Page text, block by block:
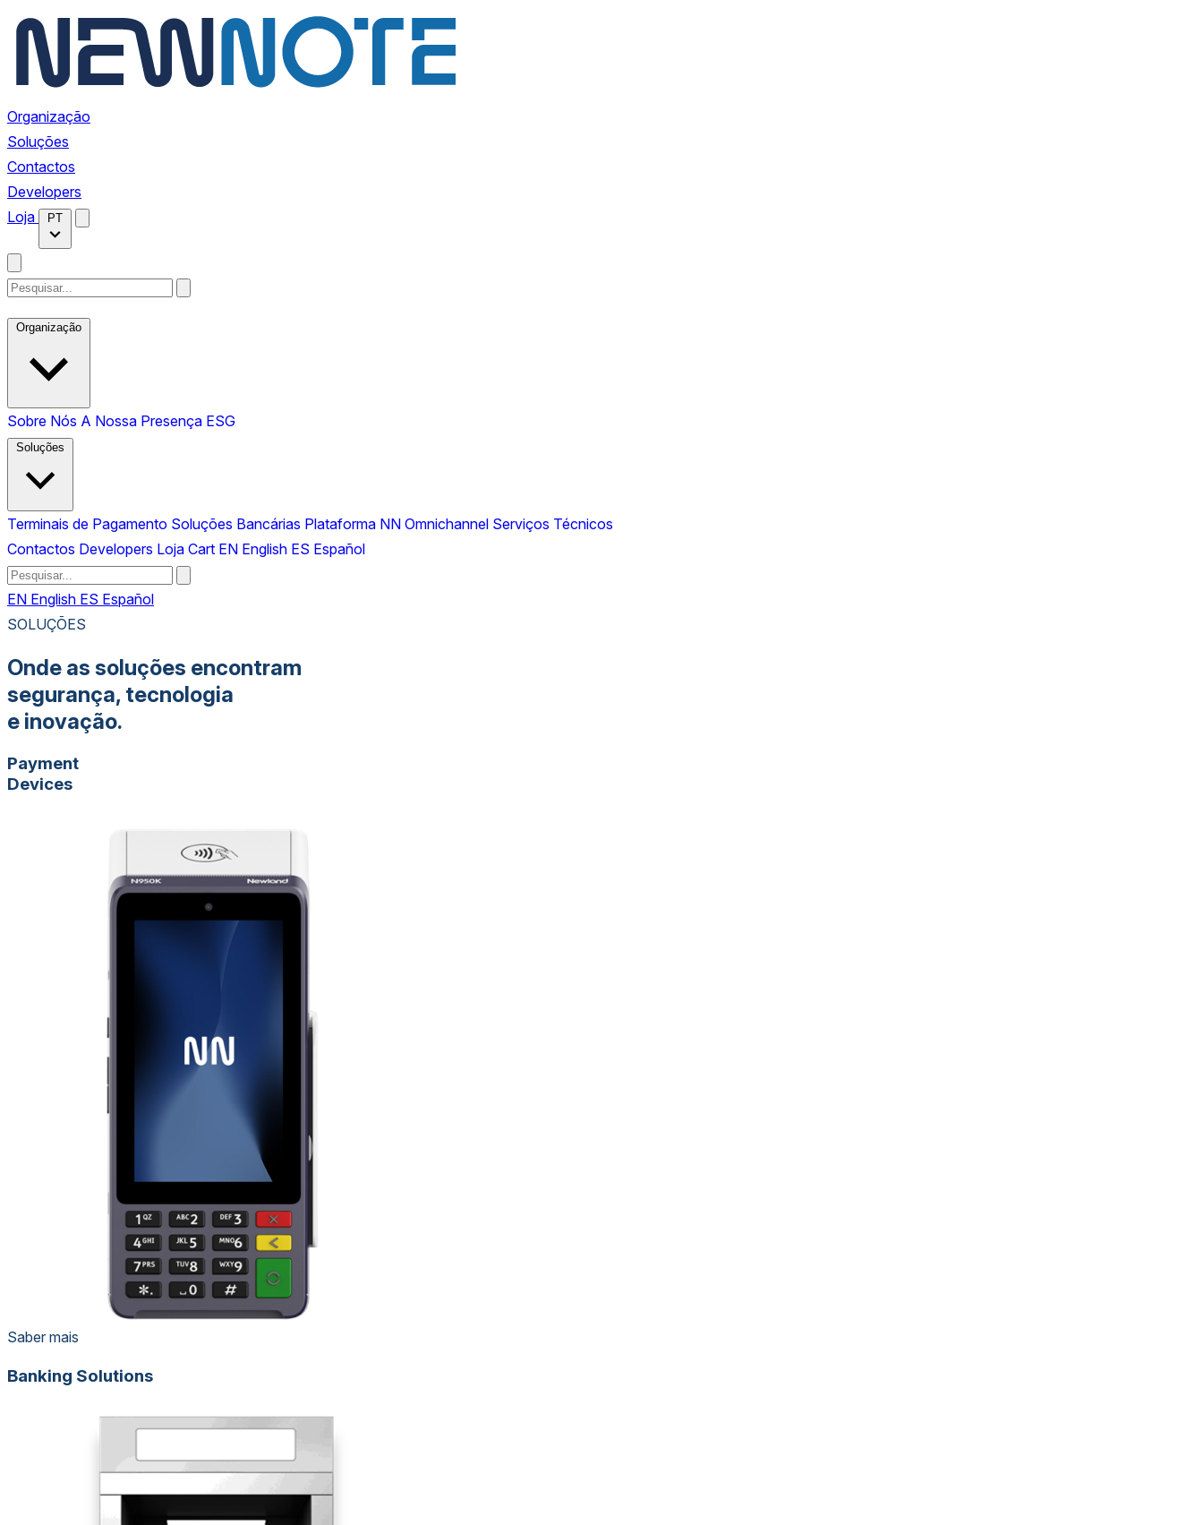
Organização
Soluções
Contactos
Developers
Loja
PT
Organização
Sobre Nós A Nossa Presença ESG
Soluções
Terminais de Pagamento Soluções Bancárias Plataforma NN Omnichannel Serviços Técnicos
Contactos Developers Loja Cart EN English ES Español
EN English ES Español
SOLUÇÕES
Onde as soluções encontram
segurança, tecnologia
e inovação.
Payment
Devices
Saber mais
Banking Solutions